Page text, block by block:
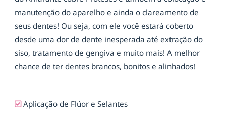
manutenção do aparelho e ainda o clareamento de
seus dentes! Ou seja, com ele você estará coberto
desde uma dor de dente inesperada até extração do
siso, tratamento de gengiva e muito mais! A melhor
chance de ter dentes brancos, bonitos e alinhados!
Aplicação de Flúor e Selantes